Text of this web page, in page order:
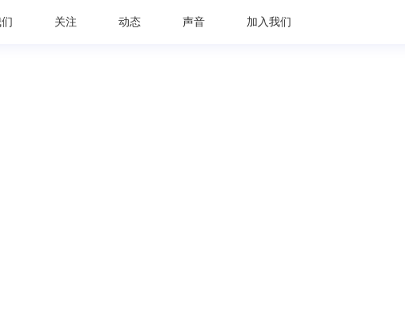
关注 动态 声音 加入我们